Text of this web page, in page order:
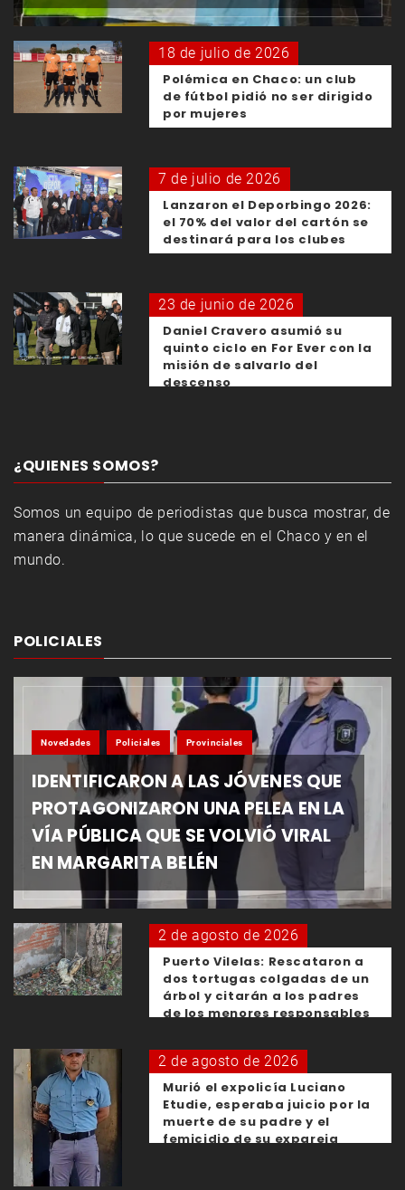
18 de julio de 2026
Polémica en Chaco: un club
de fútbol pidió no ser dirigido
por mujeres
7 de julio de 2026
Lanzaron el Deporbingo 2026:
el 70% del valor del cartón se
destinará para los clubes
23 de junio de 2026
Daniel Cravero asumió su
quinto ciclo en For Ever con la
misión de salvarlo del
descenso
¿QUIENES SOMOS?
Somos un equipo de periodistas que busca mostrar, de
manera dinámica, lo que sucede en el Chaco y en el
mundo.
POLICIALES
Novedades Policiales Provinciales
IDENTIFICARON A LAS JÓVENES QUE
PROTAGONIZARON UNA PELEA EN LA
VÍA PÚBLICA QUE SE VOLVIÓ VIRAL
EN MARGARITA BELÉN
2 de agosto de 2026
Puerto Vilelas: Rescataron a
dos tortugas colgadas de un
árbol y citarán a los padres
de los menores responsables
2 de agosto de 2026
Murió el expolicía Luciano
Etudie, esperaba juicio por la
muerte de su padre y el
femicidio de su expareja